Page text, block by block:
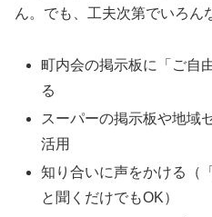
ん。でも、工夫次第でいろん
町内会の掲示板に「ご自
る
スーパーの掲示板や地域
活用
知り合いに声をかける（
と聞くだけでもOK）